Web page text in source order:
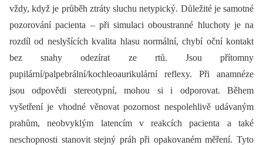
vždy, když je průběh ztráty sluchu netypický. Důležité je samotné
pozorování pacienta –⁠ při simulaci oboustranné hluchoty je na
rozdíl od neslyšících kvalita hlasu normální, chybí oční kontakt
bez snahy odezírat ze rtů. Jsou přítomny
pupilární/palpebrální/kochleoaurikulární reflexy. Při anamnéze
jsou odpovědi stereotypní, mohou si i odporovat. Během
vyšetření je vhodné věnovat pozornost nespolehlivě udávaným
prahům, neobvyklým latencím v reakcích pacienta a také
neschopnosti stanovit stejný práh při opakovaném měření. Tyto